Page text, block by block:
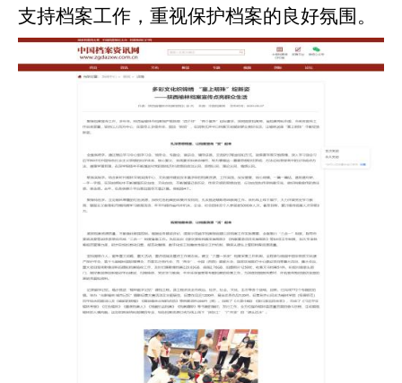
支持档案工作，重视保护档案的良好氛围 。